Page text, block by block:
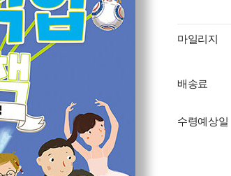
마일리지
배송료
수령예상일